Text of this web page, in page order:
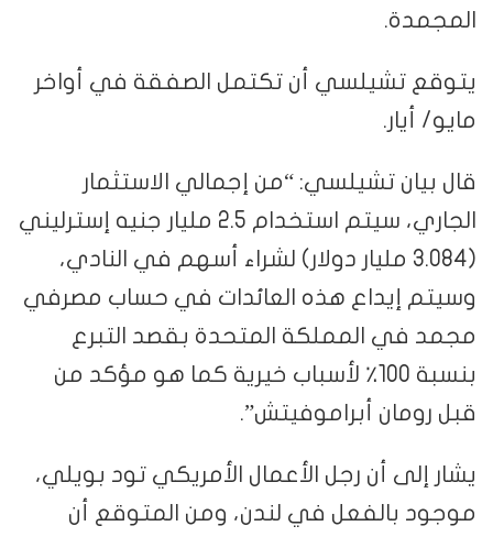
المجمدة.
يتوقع تشيلسي أن تكتمل الصفقة في أواخر
مايو/ أيار.
قال بيان تشيلسي: “من إجمالي الاستثمار
الجاري، سيتم استخدام 2.5 مليار جنيه إسترليني
(3.084 مليار دولار) لشراء أسهم في النادي،
وسيتم إيداع هذه العائدات في حساب مصرفي
مجمد في المملكة المتحدة بقصد التبرع
بنسبة 100٪ لأسباب خيرية كما هو مؤكد من
قبل رومان أبراموفيتش”.
يشار إلى أن رجل الأعمال الأمريكي تود بويلي،
موجود بالفعل في لندن، ومن المتوقع أن